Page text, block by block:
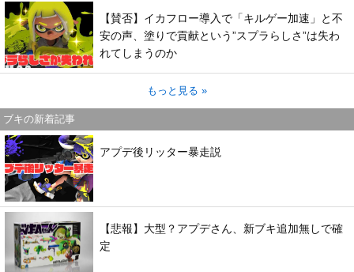
【賛否】イカフロー導入で「キルゲー加速」と不
安の声、塗りで貢献という”スプラらしさ”は失わ
れてしまうのか
もっと見る »
ブキの新着記事
アプデ後リッター暴走説
【悲報】大型？アプデさん、新ブキ追加無しで確
定